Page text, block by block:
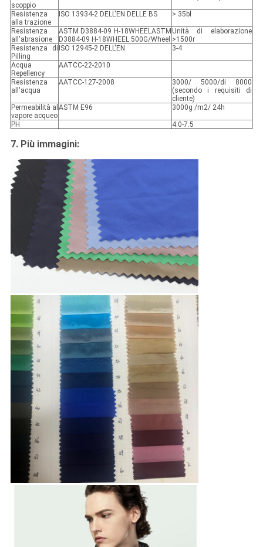
scoppio
Resistenza
alla trazione
ISO 13934-2 DELL'EN DELLE BS > 35bl
Resistenza
all'abrasione
ASTM D3884-09 H-18WHEELASTM
D3884-09 H-18WHEEL 500G/Wheel
Unità di elaborazione
>1500r
Resistenza di
Pilling
ISO 12945-2 DELL'EN 3-4
Acqua
Repellency
AATCC-22-2010
Resistenza
all'acqua
AATCC-127-2008
3000/ 5000/di 8000
(secondo i requisiti di
cliente)
Permeabilità al
vapore acqueo
ASTM E96 3000g /m2/ 24h
PH 4.0-7.5
7. Più immagini: